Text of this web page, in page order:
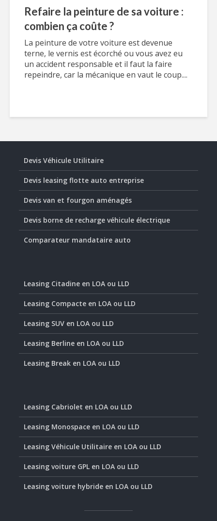
Refaire la peinture de sa voiture :
combien ça coûte ?
La peinture de votre voiture est devenue
terne, le vernis est écorché ou vous avez eu
un accident responsable et il faut la faire
repeindre, car la mécanique en vaut le coup....
Devis Véhicule Utilitaire
Devis leasing flotte auto entreprise
Devis van et fourgon aménagés
Devis borne de recharge véhicule électrique
Comparateur mandataire auto
Leasing Citadine en LOA ou LLD
Leasing Compacte en LOA ou LLD
Leasing SUV en LOA ou LLD
Leasing Berline en LOA ou LLD
Leasing Break en LOA ou LLD
Leasing Cabriolet en LOA ou LLD
Leasing Monospace en LOA ou LLD
Leasing Véhicule Utilitaire en LOA ou LLD
Leasing voiture GPL en LOA ou LLD
Leasing voiture hybride en LOA ou LLD